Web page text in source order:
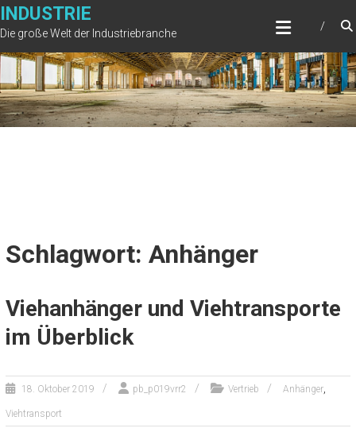
Zum
Inhalt
springen
INDUSTRIE
Die große Welt der Industriebranche
Schlagwort: Anhänger
Viehanhänger und Viehtransporte
im Überblick
18. Oktober 2019 pb_p019vrr2 Vertrieb Anhänger,
Viehtransport